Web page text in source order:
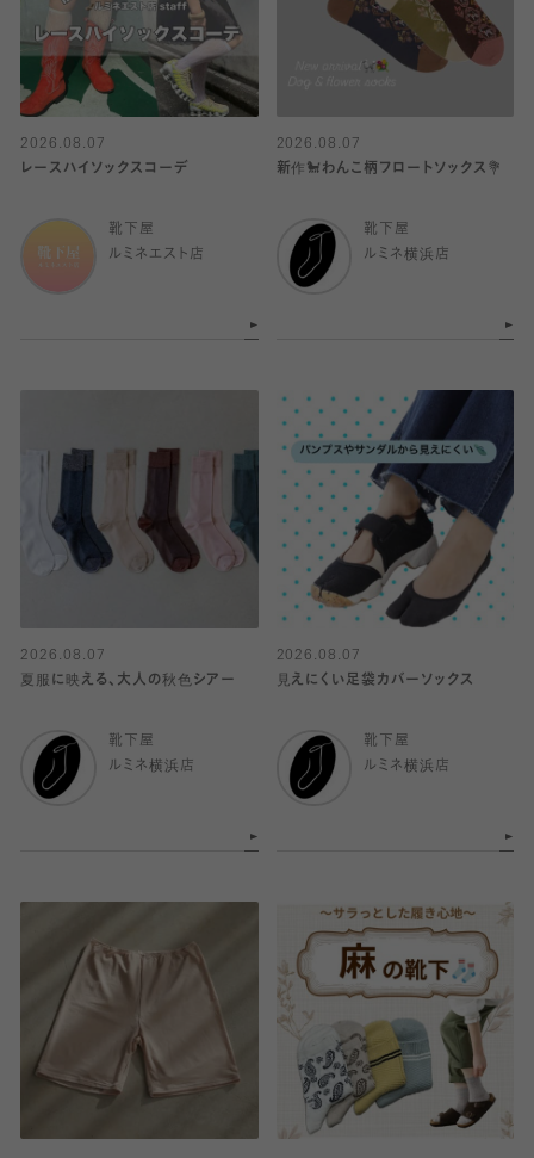
2026.08.07
レースハイソックスコーデ
靴下屋
ルミネエスト店
2026.08.07
新作🐩わんこ柄フロートソックス💐
靴下屋
ルミネ横浜店
2026.08.07
夏服に映える、大人の秋色シアー
靴下屋
ルミネ横浜店
2026.08.07
見えにくい足袋カバーソックス
靴下屋
ルミネ横浜店